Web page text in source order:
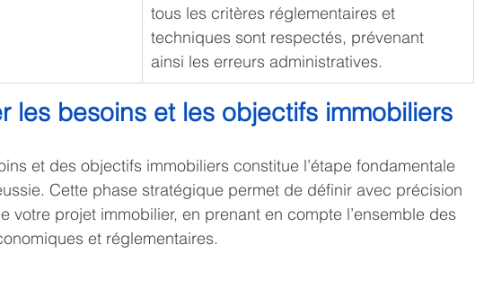
tous les critères réglementaires et
techniques sont respectés, prévenant
ainsi les erreurs administratives.
les besoins et les objectifs immobiliers
et des objectifs immobiliers constitue l’étape fondamentale
Cette phase stratégique permet de définir avec précision
votre projet immobilier, en prenant en compte l’ensemble des
et réglementaires.